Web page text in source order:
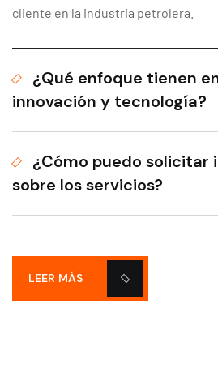
cliente en la industria petrolera.
¿Qué enfoque tienen
innovación y tecnología?
¿Cómo puedo solicitar
sobre los servicios?
LEER MÁS